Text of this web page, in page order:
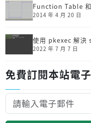
Function Table
2014 年 4 月 20 日
使用 pkexec 解決
2022 年 7 月 7 日
免費訂閱本站電